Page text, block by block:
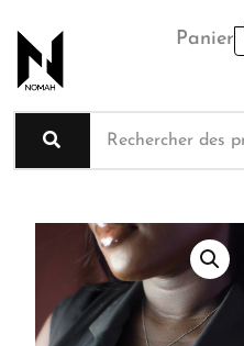
contenu
Panier